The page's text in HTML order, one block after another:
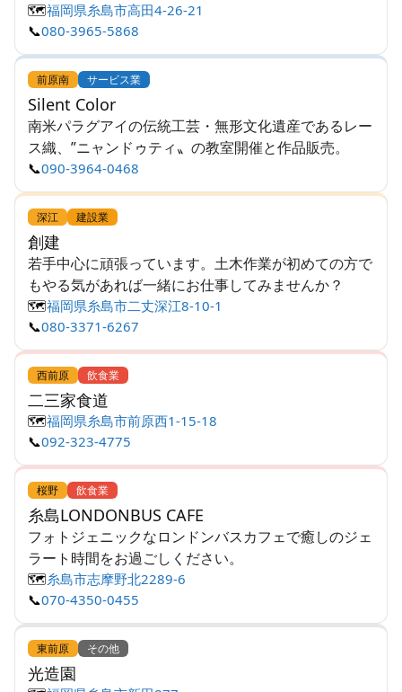
🗺️福岡県糸島市高田4-26-21
📞080-3965-5868
前原南 サービス業
Silent Color
南米パラグアイの伝統工芸・無形文化遺産であるレー
ス織、”ニャンドゥティ〟の教室開催と作品販売。
📞090-3964-0468
深江 建設業
創建
若手中心に頑張っています。土木作業が初めての方で
もやる気があれば一緒にお仕事してみませんか？
🗺️福岡県糸島市二丈深江8-10-1
📞080-3371-6267
西前原 飲食業
二三家食道
🗺️福岡県糸島市前原西1-15-18
📞092-323-4775
桜野 飲食業
糸島LONDONBUS CAFE
フォトジェニックなロンドンバスカフェで癒しのジェ
ラート時間をお過ごしください。
🗺️糸島市志摩野北2289-6
📞070-4350-0455
東前原 その他
光造園